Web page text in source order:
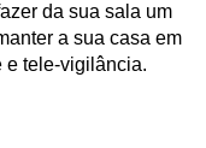
da sua sala um
a sua casa em
e tele-vigilância.